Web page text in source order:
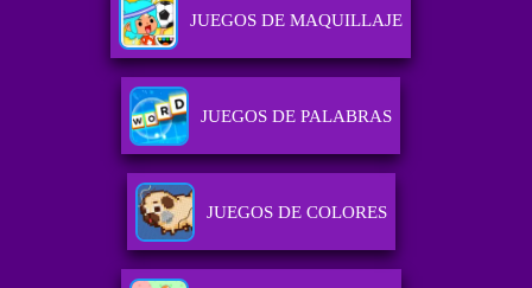
JUEGOS DE MAQUILLAJE
JUEGOS DE PALABRAS
JUEGOS DE COLORES